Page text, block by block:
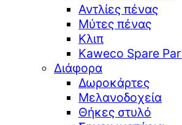
Αντλίες πένας
Μύτες πένας
Κλιπ
Kaweco Spare
Διάφορα
Δωροκάρτες
Μελανοδοχεία
Θήκες στυλό